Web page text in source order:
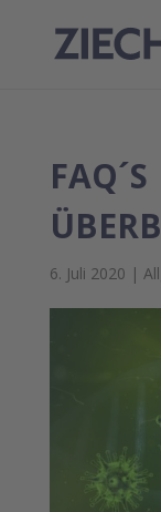
FAQ´S
6. Juli 2020 |